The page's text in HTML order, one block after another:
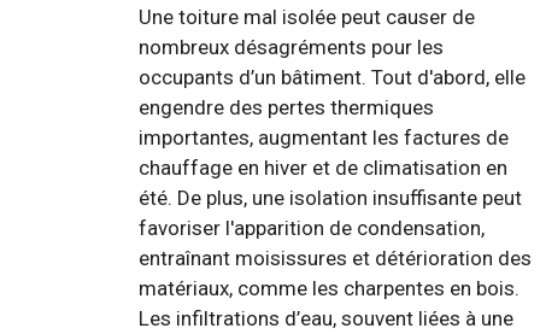
Une toiture mal isolée peut causer de
nombreux désagréments pour les
occupants d’un bâtiment. Tout d'abord, elle
engendre des pertes thermiques
importantes, augmentant les factures de
chauffage en hiver et de climatisation en
été. De plus, une isolation insuffisante peut
favoriser l'apparition de condensation,
entraînant moisissures et détérioration des
matériaux, comme les charpentes en bois.
Les infiltrations d’eau, souvent liées à une